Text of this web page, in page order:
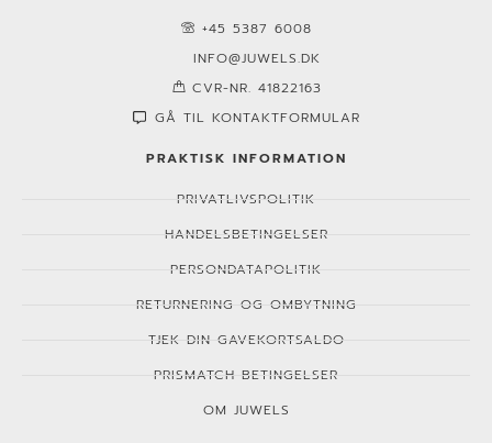
+45 5387 6008
INFO@JUWELS.DK
CVR-NR. 41822163
GÅ TIL KONTAKTFORMULAR
PRAKTISK INFORMATION
PRIVATLIVSPOLITIK
HANDELSBETINGELSER
PERSONDATAPOLITIK
RETURNERING OG OMBYTNING
TJEK DIN GAVEKORTSALDO
PRISMATCH BETINGELSER
OM JUWELS